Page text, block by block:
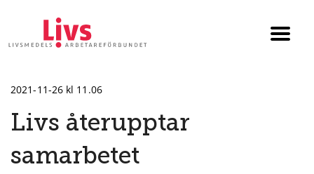
2021-11-26 kl 11.06
Livs återupptar
samarbetet